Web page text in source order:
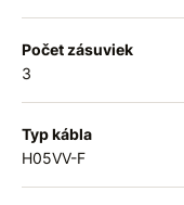
Počet zásuviek
3
Typ kábla
H05VV-F